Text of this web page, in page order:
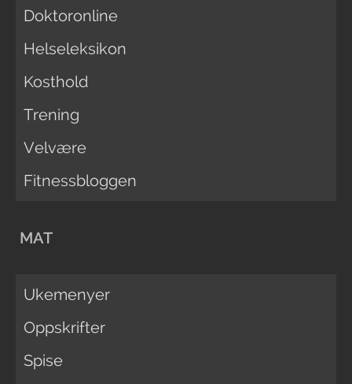
Doktoronline
Helseleksikon
Kosthold
Trening
Velvære
Fitnessbloggen
MAT
Ukemenyer
Oppskrifter
Spise